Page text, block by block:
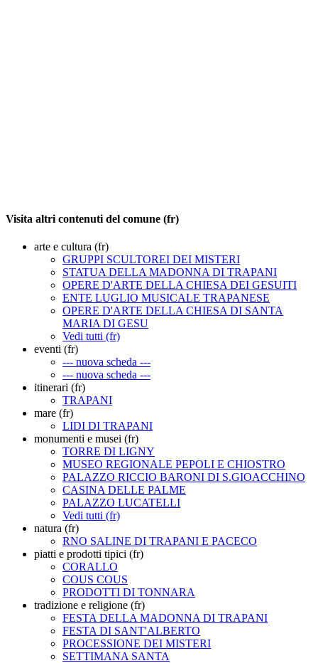
Visita altri contenuti del comune (fr)
arte e cultura (fr)
GRUPPI SCULTOREI DEI MISTERI
STATUA DELLA MADONNA DI TRAPANI
OPERE D'ARTE DELLA CHIESA DEI GESUITI
ENTE LUGLIO MUSICALE TRAPANESE
OPERE D'ARTE DELLA CHIESA DI SANTA
MARIA DI GESU
Vedi tutti (fr)
eventi (fr)
--- nuova scheda ---
--- nuova scheda ---
itinerari (fr)
TRAPANI
mare (fr)
LIDI DI TRAPANI
monumenti e musei (fr)
TORRE DI LIGNY
MUSEO REGIONALE PEPOLI E CHIOSTRO
PALAZZO RICCIO BARONI DI S.GIOACCHINO
CASINA DELLE PALME
PALAZZO LUCATELLI
Vedi tutti (fr)
natura (fr)
RNO SALINE DI TRAPANI E PACECO
piatti e prodotti tipici (fr)
CORALLO
COUS COUS
PRODOTTI DI TONNARA
tradizione e religione (fr)
FESTA DELLA MADONNA DI TRAPANI
FESTA DI SANT'ALBERTO
PROCESSIONE DEI MISTERI
SETTIMANA SANTA